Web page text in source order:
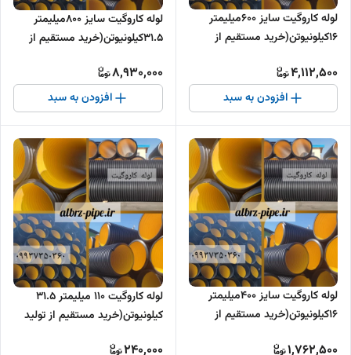
لوله کاروگیت سایز 600میلیمتر
16کیلونیوتن(خرید مستقیم از
4,112,500
افزودن به سبد
لوله کاروگیت سایز 800میلیمتر
31.5کیلونیوتن(خرید مستقیم از
8,930,000
افزودن به سبد
لوله کاروگیت سایز 400میلیمتر
16کیلونیوتن(خرید مستقیم از
1,762,500
لوله کاروگیت 110 میلیمتر 31.5
کیلونیوتن(خرید مستقیم از تولید
240,000